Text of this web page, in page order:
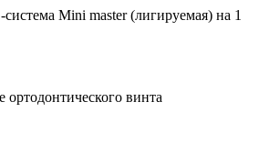
Mini master (лигируемая) на 1
ортодонтического винта